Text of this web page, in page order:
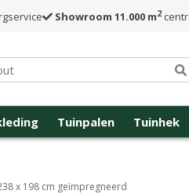
Showroom 11.000 m2
Tuinpalen Tuinhek
x 198 cm geïmpregneerd